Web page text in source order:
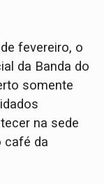
fevereiro, o
da Banda do
somente
na sede
café da